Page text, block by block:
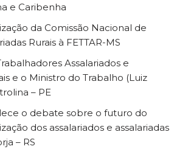
e Caribenha
da Comissão Nacional de
Rurais à FETTAR-MS
Assalariados e
e o Ministro do Trabalho (Luiz
– PE
o debate sobre o futuro do
dos assalariados e assalariadas
– RS